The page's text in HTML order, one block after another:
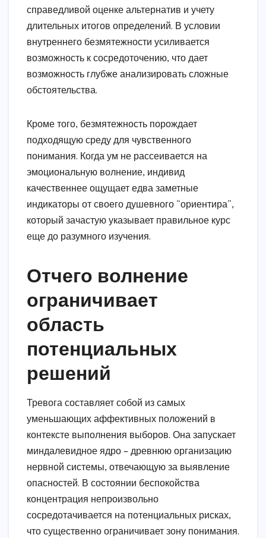
справедливой оценке альтернатив и учету
длительных итогов определений. В условии
внутреннего безмятежности усиливается
возможность к сосредоточению, что дает
возможность глубже анализировать сложные
обстоятельства.
Кроме того, безмятежность порождает
подходящую среду для чувственного
понимания. Когда ум не рассеивается на
эмоциональную волнение, индивид
качественнее ощущает едва заметные
индикаторы от своего душевного “ориентира”,
который зачастую указывает правильное курс
еще до разумного изучения.
Отчего волнение
ограничивает
область
потенциальных
решений
Тревога составляет собой из самых
уменьшающих аффективных положений в
контексте выполнения выборов. Она запускает
миндалевидное ядро – древнюю организацию
нервной системы, отвечающую за выявление
опасностей. В состоянии беспокойства
концентрация непроизвольно
сосредотачивается на потенциальных рисках,
что существенно ограничивает зону понимания.